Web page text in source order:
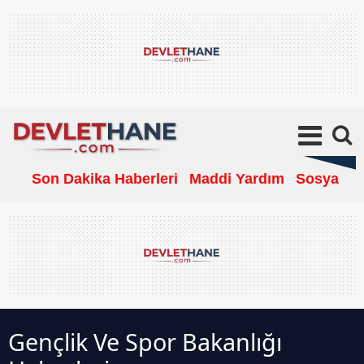
Son Dakika Haberleri Maddi Yardım Sosyal
Gençlik Ve Spor Bakanlığı